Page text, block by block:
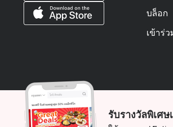
บล็อก
เข้าร่ว
© 2026 Zoek. สงวนลิขสิทธิ์
รับรางวัลพิเศ